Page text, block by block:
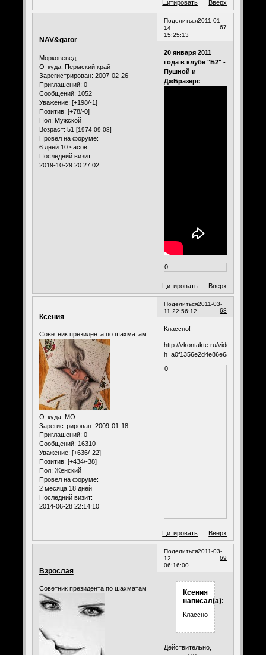
Цитировать Вверх
Поделиться
67
2011-01-
14
15:25:13
NAV&gator
Морковевед
Откуда: Пермский край
Зарегистрирован: 2007-02-26
Приглашений: 0
Сообщений: 1052
Уважение: [+198/-1]
Позитив: [+78/-0]
Пол: Мужской
Возраст: 51 [1974-09-08]
Провел на форуме:
6 дней 10 часов
Последний визит:
2019-10-29 20:27:02
20 января 2011
года в клубе "Б2" -
Пушной и
ДжБразерс
0
Цитировать Вверх
Поделиться
68
2011-03-
11 22:56:12
Ксения
Советник президента по шахматам
Откуда: МО
Зарегистрирован: 2009-01-18
Приглашений: 0
Сообщений: 16310
Уважение: [+636/-22]
Позитив: [+434/-38]
Пол: Женский
Провел на форуме:
2 месяца 18 дней
Последний визит:
2014-06-28 22:14:10
Классно!
http://vkontakte.ru/
h=a0f1356e2d4e86e6&hd=
0
Цитировать Вверх
Поделиться
69
2011-03-
12
06:16:00
Взрослая
Советник президента по шахматам
Ксения
написал(а):
Классно!
Действительно,